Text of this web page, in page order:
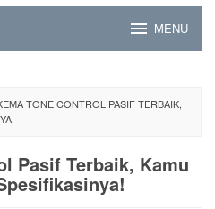
MENU
TONE CONTROL PASIF TERBAIK,
Pasif Terbaik, Kamu